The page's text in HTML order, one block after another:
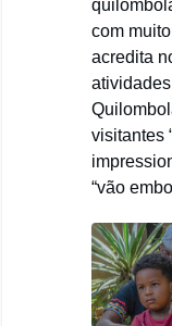
com
acredita
visitantes
“vão